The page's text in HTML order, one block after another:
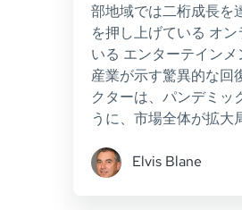
部地域では二桁成長を
を押し上げている オ
いる エンターテイン
産業が示す驚異的な回
クターは、パンデミッ
うに、市場全体が拡
Elvis Blane